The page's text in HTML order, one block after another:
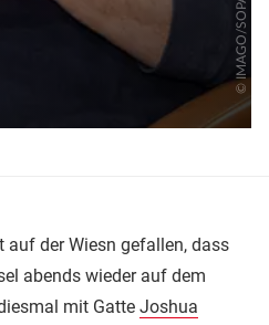
der Wiesn gefallen, dass
abends wieder auf dem
mit Gatte Joshua